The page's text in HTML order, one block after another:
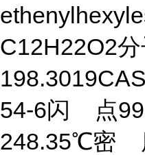
C12H22O2
54-6闪 点
248.35℃密